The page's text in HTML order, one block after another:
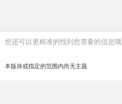
您还可以更精准的找到您需要的信息哦
本版块或指定的范围内尚无主题